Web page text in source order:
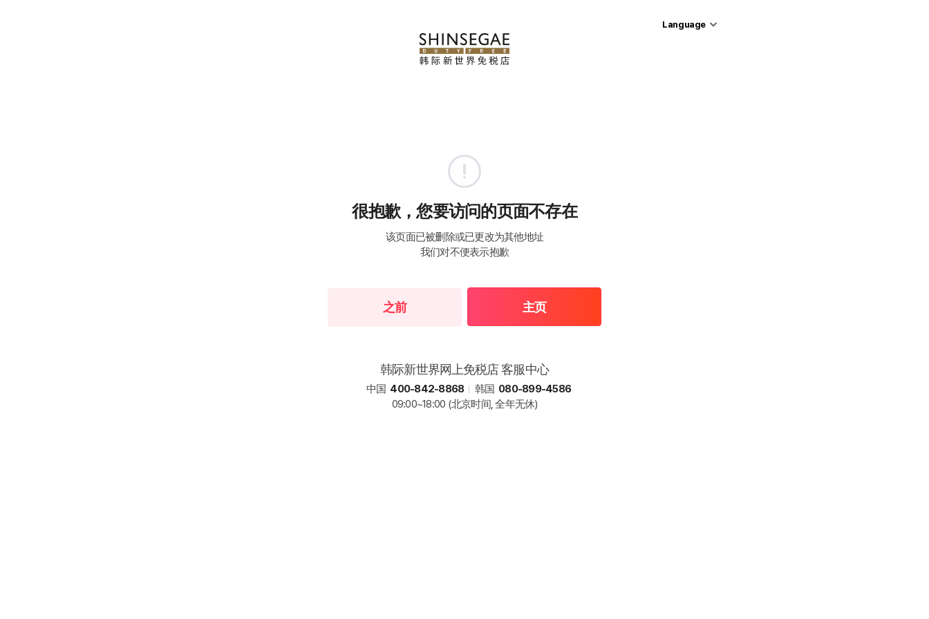
Language
很抱歉，您要访问的页面不存在
该页面已被删除或已更改为其他地址
我们对不便表示抱歉
之前 主页
韩际新世界网上免税店 客服中心
中国 400-842-8868 韩国 080-899-4586
09:00~18:00 (北京时间, 全年无休)